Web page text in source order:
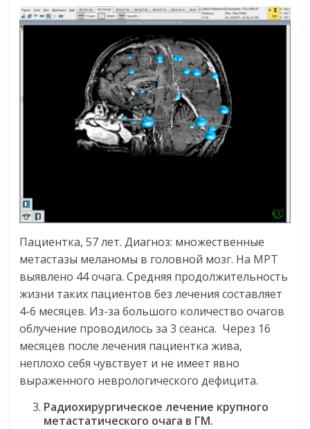
Пациентка, 57 лет. Диагноз: множественные
метастазы меланомы в головной мозг. На МРТ
выявлено 44 очага. Средняя продолжительность
жизни таких пациентов без лечения составляет
4-6 месяцев. Из-за большого количество очагов
облучение проводилось за 3 сеанса. Через 16
месяцев после лечения пациентка жива,
неплохо себя чувствует и не имеет явно
выраженного неврологического дефицита.
Радиохирургическое лечение крупного
метастатического очага в ГМ.